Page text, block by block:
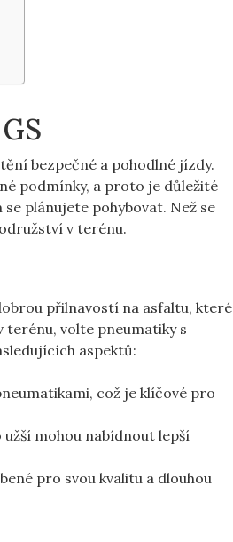
bezpečné a pohodlné jízdy.
podmínky, a proto je důležité
plánujete pohybovat. Než se
v terénu.
přilnavostí na asfaltu, které
volte pneumatiky s
aspektů:
což je klíčové pro
mohou nabídnout lepší
pro svou kvalitu a dlouhou